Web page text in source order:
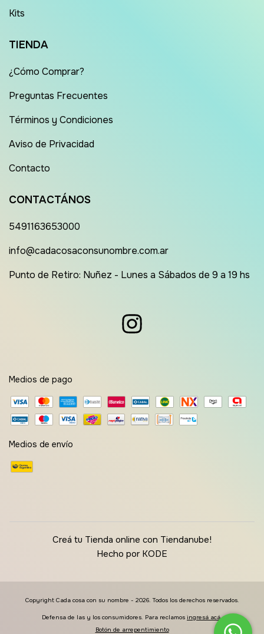
Kits
TIENDA
¿Cómo Comprar?
Preguntas Frecuentes
Términos y Condiciones
Aviso de Privacidad
Contacto
CONTACTÁNOS
5491163653000
info@cadacosaconsunombre.com.ar
Punto de Retiro: Nuñez - Lunes a Sábados de 9 a 19 hs
Medios de pago
Medios de envío
Creá tu Tienda online con Tiendanube!
Hecho por KODE
Copyright Cada cosa con su nombre - 2026. Todos los derechos reservados.
Defensa de las y los consumidores. Para reclamos ingresá acá.
Botón de arrepentimiento